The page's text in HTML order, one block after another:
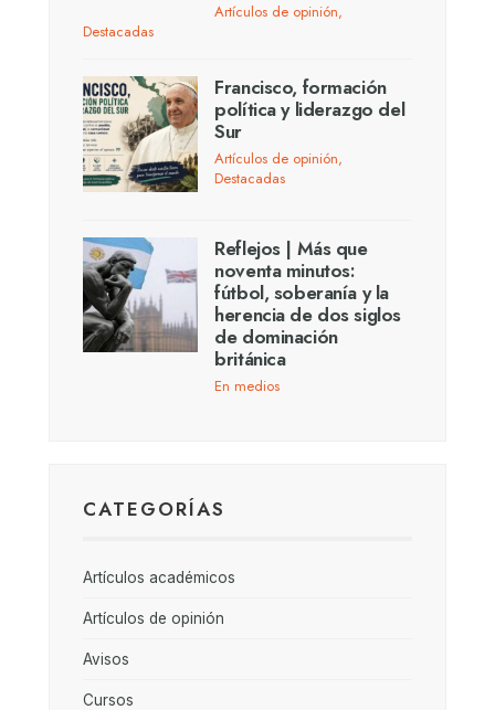
Artículos de opinión,
Destacadas
Francisco, formación
política y liderazgo del
Sur
Artículos de opinión,
Destacadas
Reflejos | Más que
noventa minutos:
fútbol, soberanía y la
herencia de dos siglos
de dominación
británica
En medios
CATEGORÍAS
Artículos académicos
Artículos de opinión
Avisos
Cursos